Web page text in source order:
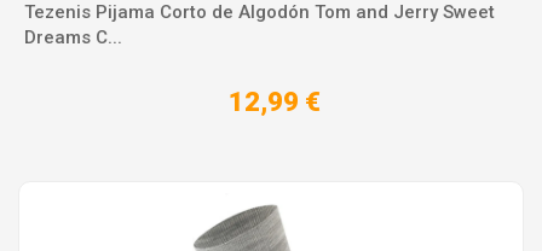
Tezenis Pijama Corto de Algodón Tom and Jerry Sweet
Dreams C...
12,99 €